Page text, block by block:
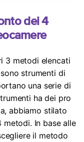
dei 4
3 metodi elencati
strumenti di
una serie di
ha dei pro
abbiamo stilato
In base alle
il metodo